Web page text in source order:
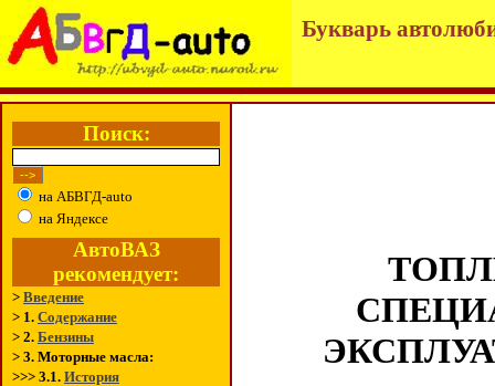
Букварь
Поиск:
на АБВГД-auto
на Яндексе
АвтоВАЗ
рекомендует:
> Введение
> 1. Содержание
> 2. Бензины
> 3. Моторные масла:
>>> 3.1. История